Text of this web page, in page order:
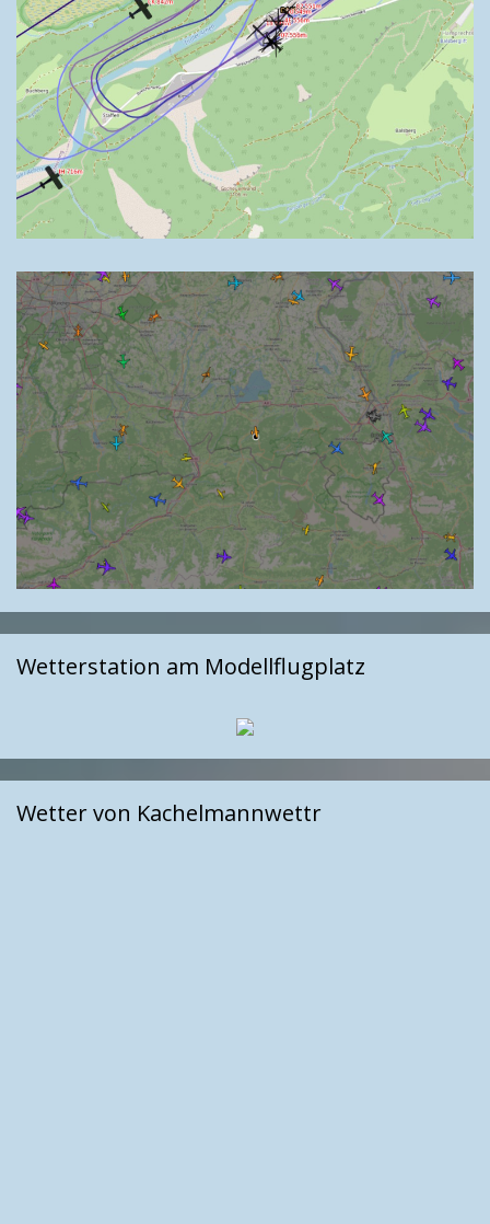
Wetterstation am Modellflugplatz
Wetter von Kachelmannwettr